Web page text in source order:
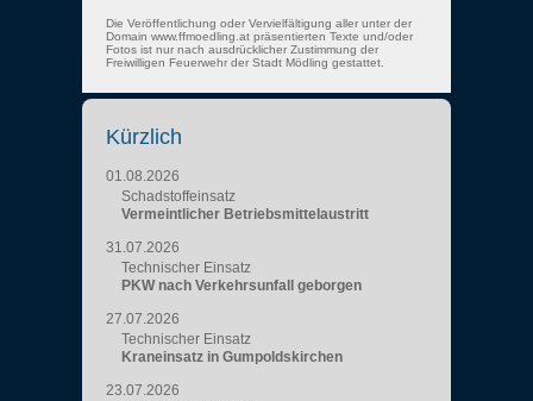
Die Veröffentlichung oder Vervielfältigung aller unter der
Domain www.ffmoedling.at präsentierten Texte und/oder
Fotos ist nur nach ausdrücklicher Zustimmung der
Freiwilligen Feuerwehr der Stadt Mödling gestattet.
Kürzlich
01.08.2026
Schadstoffeinsatz
Vermeintlicher Betriebsmittelaustritt
31.07.2026
Technischer Einsatz
PKW nach Verkehrsunfall geborgen
27.07.2026
Technischer Einsatz
Kraneinsatz in Gumpoldskirchen
23.07.2026